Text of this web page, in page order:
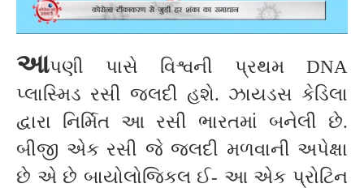
આપણી પાસે વિશ્વની પ્રથમ DNA
પ્લાસ્મિડ રસી જલદી હશે. ઝાયડસ કેડિલા
દ્વારા નિર્મિત આ રસી ભારતમાં બનેલી છે.
બીજી એક રસી જે જલદી મળવાની અપેક્ષા
છે એ છે બાયોલોજિકલ ઈ- આ એક પ્રોટિન